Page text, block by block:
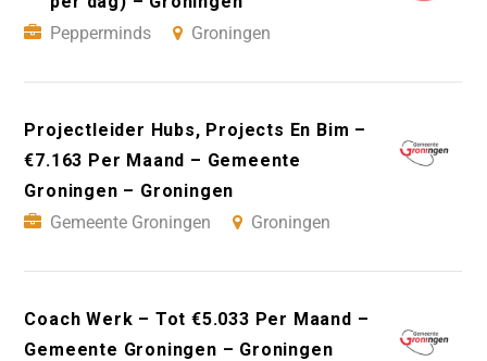
Pepperminds
Groningen
Projectleider Hubs, Projects En Bim –
€7.163 Per Maand – Gemeente
Groningen – Groningen
Gemeente Groningen
Groningen
Coach Werk – Tot €5.033 Per Maand –
Gemeente Groningen – Groningen